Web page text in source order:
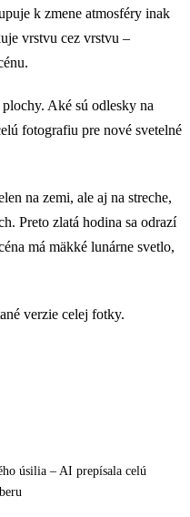
k zmene atmosféry inak
vrstvu cez vrstvu –
Aké sú odlesky na
fotografiu pre nové svetelné
na zemi, ale aj na streche,
Preto zlatá hodina sa odrazí
má mäkké lunárne svetlo,
verzie celej fotky.
úsilia – AI prepísala celú